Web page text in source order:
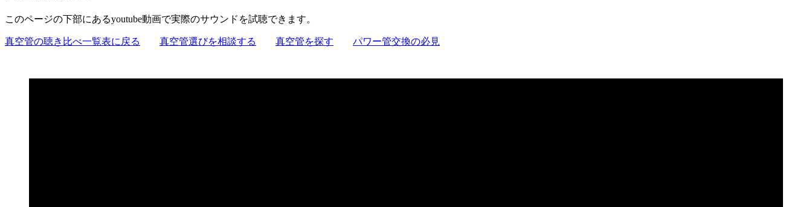
このページの下部にあるyoutube動画で実際のサウンドを試聴できます。
真空管の聴き比べ一覧表に戻る 真空管選びを相談する 真空管を探す パワー管交換の必見